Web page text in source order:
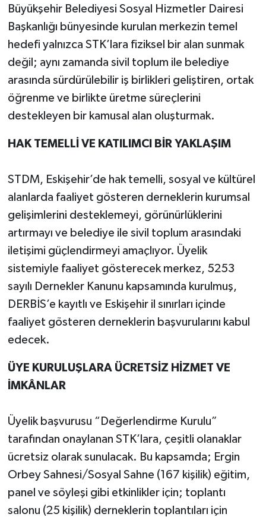
Büyükşehir Belediyesi Sosyal Hizmetler Dairesi
Başkanlığı bünyesinde kurulan merkezin temel
hedefi yalnızca STK’lara fiziksel bir alan sunmak
değil; aynı zamanda sivil toplum ile belediye
arasında sürdürülebilir iş birlikleri geliştiren, ortak
öğrenme ve birlikte üretme süreçlerini
destekleyen bir kamusal alan oluşturmak.
HAK TEMELLİ VE KATILIMCI BİR YAKLAŞIM
STDM, Eskişehir’de hak temelli, sosyal ve kültürel
alanlarda faaliyet gösteren derneklerin kurumsal
gelişimlerini desteklemeyi, görünürlüklerini
artırmayı ve belediye ile sivil toplum arasındaki
iletişimi güçlendirmeyi amaçlıyor. Üyelik
sistemiyle faaliyet gösterecek merkez, 5253
sayılı Dernekler Kanunu kapsamında kurulmuş,
DERBİS’e kayıtlı ve Eskişehir il sınırları içinde
faaliyet gösteren derneklerin başvurularını kabul
edecek.
ÜYE KURULUŞLARA ÜCRETSİZ HİZMET VE
İMKÂNLAR
Üyelik başvurusu “Değerlendirme Kurulu”
tarafından onaylanan STK’lara, çeşitli olanaklar
ücretsiz olarak sunulacak. Bu kapsamda; Ergin
Orbey Sahnesi/Sosyal Sahne (167 kişilik) eğitim,
panel ve söyleşi gibi etkinlikler için; toplantı
salonu (25 kişilik) derneklerin toplantıları için